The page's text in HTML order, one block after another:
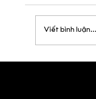
Viết bình luận...